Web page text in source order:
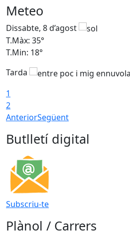
Meteo
Dissabte, 8 d’agost
T.Màx: 35°
T.Min: 18°
Tarda
1
2
AnteriorSegüent
Butlletí digital
Subscriu-te
Plànol / Carrers